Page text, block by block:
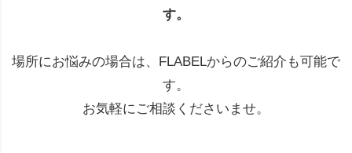
す。
場所にお悩みの場合は、FLABELからのご紹介も可能で
す。
お気軽にご相談くださいませ。